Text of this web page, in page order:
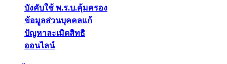
บังคับใช้ พ.ร.บ.คุ้มครอง
ข้อมูลส่วนบุคคลแก้
ปัญหาละเมิดสิทธิ
ออนไลน์